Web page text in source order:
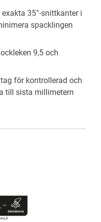
35°-snittkanter i
spacklingen
9,5 och
för kontrollerad och
till sista millimetern